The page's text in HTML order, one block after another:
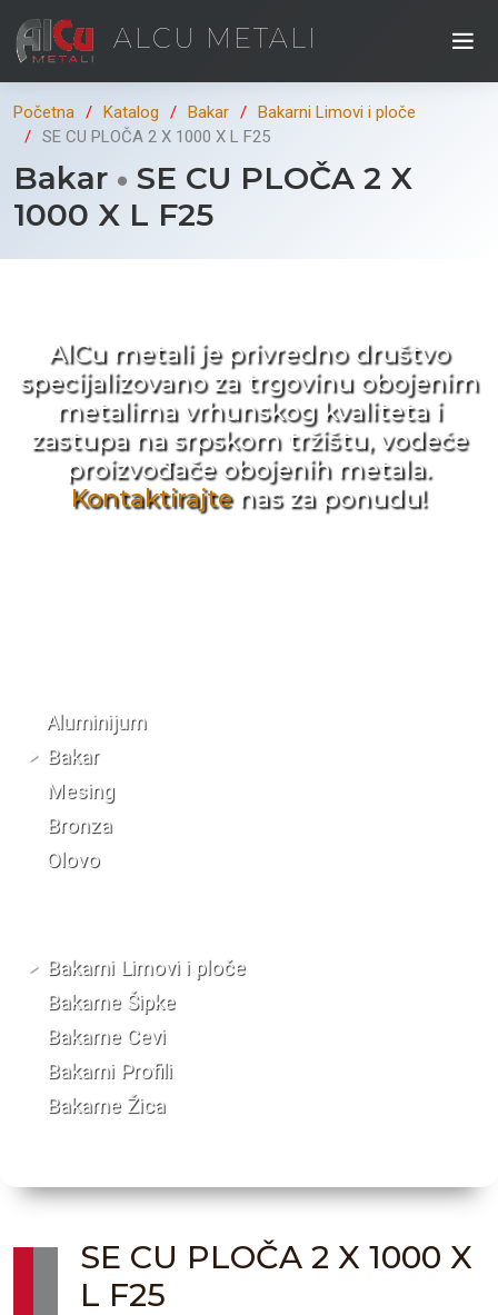
ALCU METALI
Početna Katalog Bakar
Bakarni Limovi i ploče
SE CU PLOČA 2 X 1000 X L F25
Bakar
SE CU PLOČA 2 X
1000 X L F25
AlCu metali je privredno društvo
specijalizovano za trgovinu obojenim
metalima vrhunskog kvaliteta i
zastupa na srpskom tržištu, vodeće
proizvođače obojenih metala.
Kontaktirajtenas za ponudu!
Aluminijum
Bakar
Mesing
Bronza
Olovo
Bakarni Limovi i ploče
Bakarne Šipke
Bakarne Cevi
Bakarni Profili
Bakarne Žica
SE CU PLOČA 2 X 1000 X
L F25